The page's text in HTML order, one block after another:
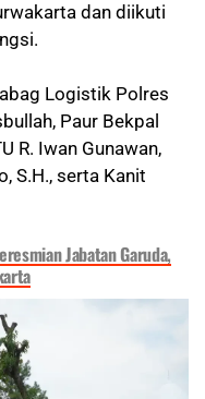
dan diikuti
Logistik Polres
Paur Bekpal
R. Iwan Gunawan,
S.H., serta Kanit
Jabatan Garuda,